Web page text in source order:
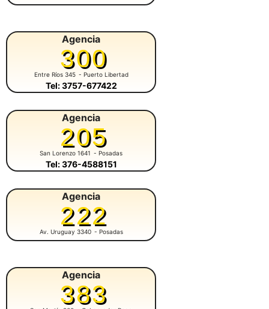
Agencia
300
Entre Ríos 345 - Puerto Libertad
Tel: 3757-677422
Agencia
205
San Lorenzo 1641 - Posadas
Tel: 376-4588151
Agencia
222
Av. Uruguay 3340 - Posadas
Agencia
383